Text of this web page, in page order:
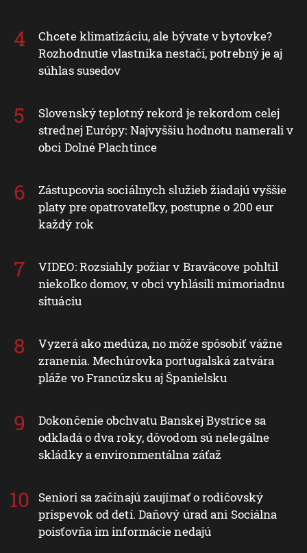
Chcete klimatizáciu, ale bývate v bytovke?
Rozhodnutie vlastníka nestačí, potrebný je aj
súhlas susedov
Slovenský teplotný rekord je rekordom celej
strednej Európy: Najvyššiu hodnotu namerali v
obci Dolné Plachtince
Zástupcovia sociálnych služieb žiadajú vyššie
platy pre opatrovateľky, postupne o 200 eur
každý rok
VIDEO: Rozsiahly požiar v Braväcove pohltil
niekoľko domov, v obci vyhlásili mimoriadnu
situáciu
Vyzerá ako medúza, no môže spôsobiť vážne
zranenia. Mechúrovka portugalská zatvára
pláže vo Francúzsku aj Španielsku
Dokončenie obchvatu Banskej Bystrice sa
odkladá o dva roky, dôvodom sú nelegálne
skládky a environmentálna záťaž
Seniori sa začínajú zaujímať o rodičovský
príspevok od detí. Daňový úrad ani Sociálna
poisťovňa im informácie nedajú